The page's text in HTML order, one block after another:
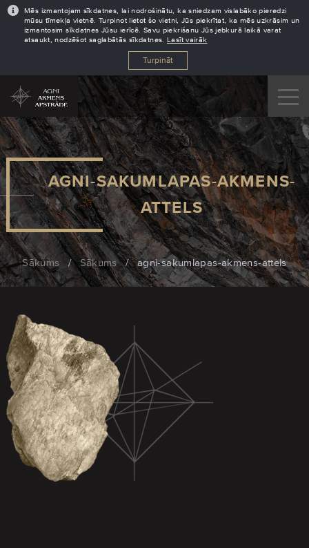
Mēs izmantojam sīkdatnes, lai nodrošinātu, ka sniedzam vislabāko pieredzi
mūsu tīmekļa vietnē. Turpinot lietot šo vietni, Jūs piekrītat, ka mēs uzkrāsim un
izmantosim sīkdatnes Jūsu ierīcē. Savu piekrišanu Jūs jebkurā laikā varat
atsaukt, nodzēšot saglabātās sīkdatnes. Lasīt vairāk
Turpināt
AGNI-SAKUMLAPAS-AKMENS-
ATTELS
Sākums / Sākums / agni-sakumlapas-akmens-attels